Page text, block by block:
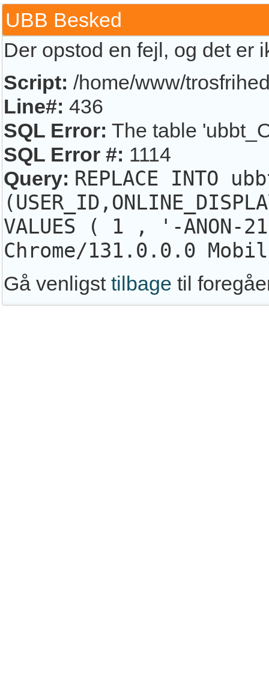
UBB Besked
Der opstod en fejl, og det
Script: /home/www/
Line#: 436
SQL Error: The table
SQL Error #: 1114
Query: REPLACE INTO
VALUES ( 1 , '-
Chrome/131.0.0.0
Gå venligst tilbage til